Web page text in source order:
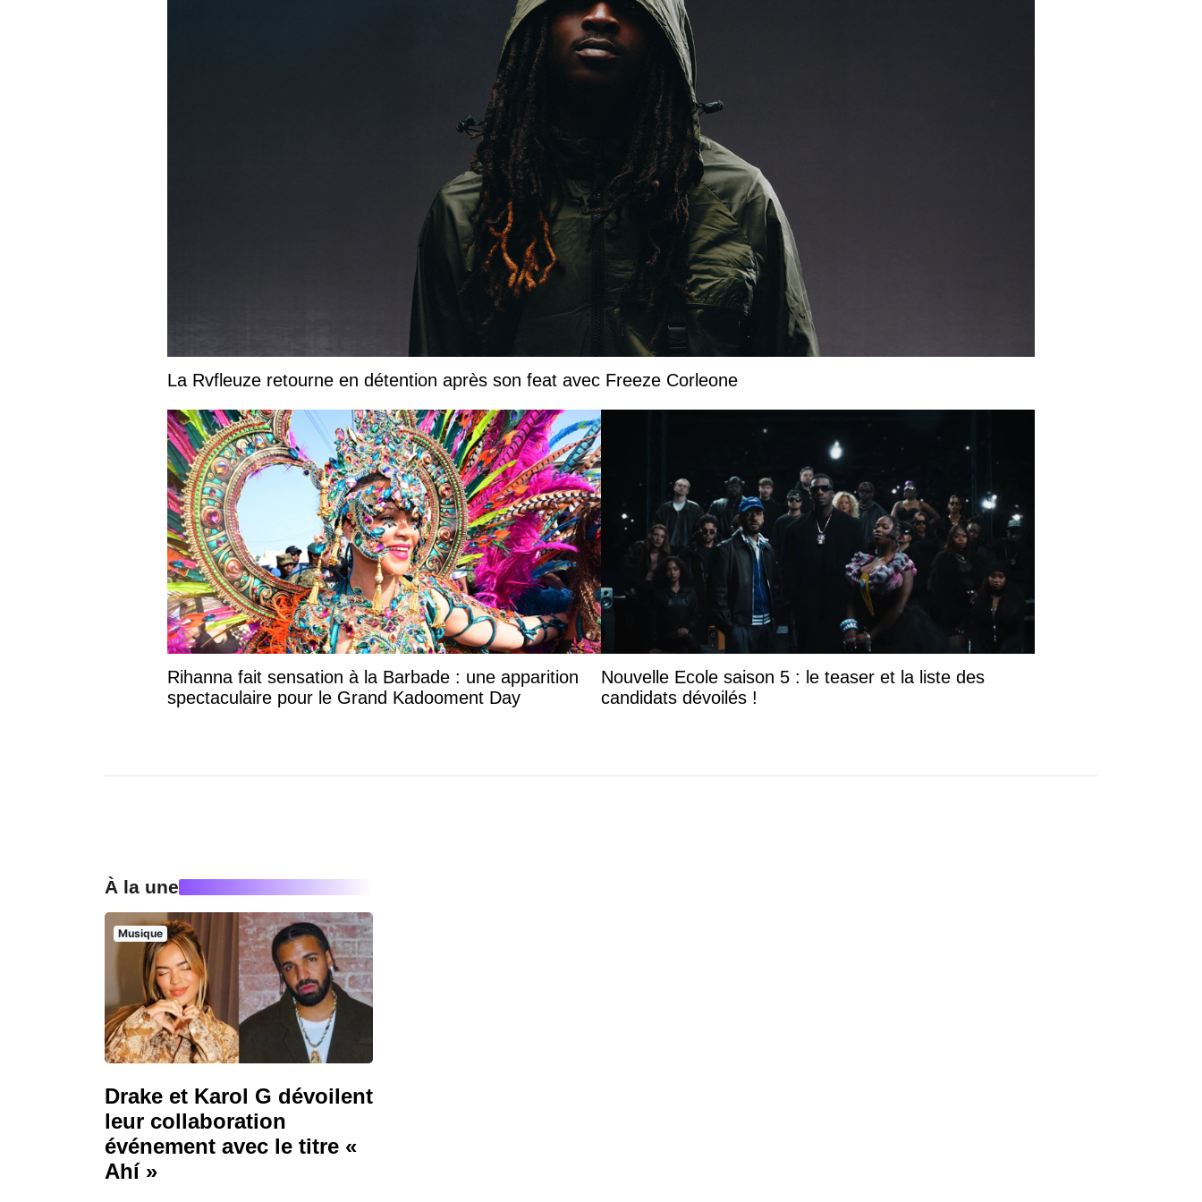
La Rvfleuze retourne en détention après son feat avec Freeze Corleone
Rihanna fait sensation à la Barbade : une apparition
spectaculaire pour le Grand Kadooment Day
Nouvelle Ecole saison 5 : le teaser et la liste des
candidats dévoilés !
À la une
Musique
Drake et Karol G dévoilent
leur collaboration
événement avec le titre «
Ahí »